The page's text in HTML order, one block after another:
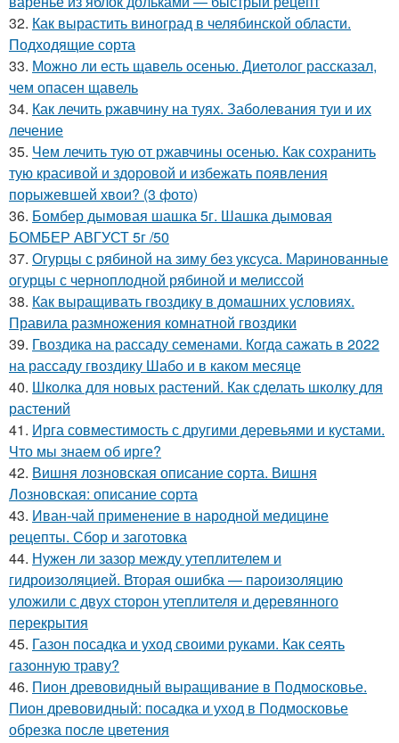
32. Как вырастить виноград в челябинской области.
Подходящие сорта
33. Можно ли есть щавель осенью. Диетолог рассказал,
чем опасен щавель
34. Как лечить ржавчину на туях. Заболевания туи и их
лечение
35. Чем лечить тую от ржавчины осенью. Как сохранить
тую красивой и здоровой и избежать появления
порыжевшей хвои? (3 фото)
36. Бомбер дымовая шашка 5г. Шашка дымовая
БОМБЕР АВГУСТ 5г /50
37. Огурцы с рябиной на зиму без уксуса. Маринованные
огурцы с черноплодной рябиной и мелиссой
38. Как выращивать гвоздику в домашних условиях.
Правила размножения комнатной гвоздики
39. Гвоздика на рассаду семенами. Когда сажать в 2022
на рассаду гвоздику Шабо и в каком месяце
40. Школка для новых растений. Как сделать школку для
растений
41. Ирга совместимость с другими деревьями и кустами.
Что мы знаем об ирге?
42. Вишня лозновская описание сорта. Вишня
Лозновская: описание сорта
43. Иван-чай применение в народной медицине
рецепты. Сбор и заготовка
44. Нужен ли зазор между утеплителем и
гидроизоляцией. Вторая ошибка — пароизоляцию
уложили с двух сторон утеплителя и деревянного
перекрытия
45. Газон посадка и уход своими руками. Как сеять
газонную траву?
46. Пион древовидный выращивание в Подмосковье.
Пион древовидный: посадка и уход в Подмосковье
обрезка после цветения